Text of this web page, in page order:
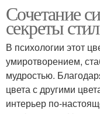
Сочетание
секреты
В психологии этот
умиротворением,
мудростью.
цвета с другими
интерьер по-